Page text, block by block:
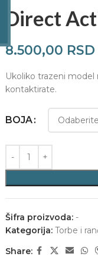
Direct
8.500,00 RSD
Ukoliko trazeni model
kontaktirate.
BOJA
Šifra proizvoda: -
Kategorija: Torbe i
Share: